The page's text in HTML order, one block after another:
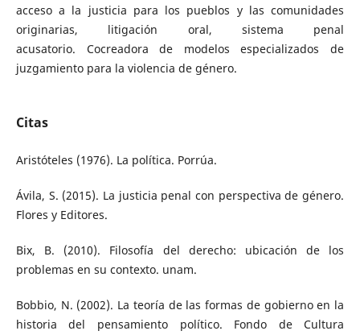
acceso a la justicia para los pueblos y las comunidades
originarias, litigación oral, sistema penal
acusatorio. Cocreadora de modelos especializados de
juzgamiento para la violencia de género.
Citas
Aristóteles (1976). La política. Porrúa.
Ávila, S. (2015). La justicia penal con perspectiva de género.
Flores y Editores.
Bix, B. (2010). Filosofía del derecho: ubicación de los
problemas en su contexto. unam.
Bobbio, N. (2002). La teoría de las formas de gobierno en la
historia del pensamiento político. Fondo de Cultura